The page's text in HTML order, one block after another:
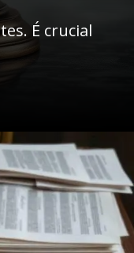
É crucial